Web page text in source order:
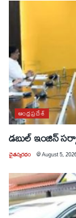
ఆంధ్రప్రదేశ్
డబుల్ ఇంజిన్
చైతన్యరధం @August 5,